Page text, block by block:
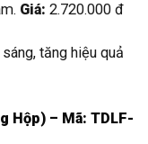
Giá: 2.720.000 đ
tăng hiệu quả
Hộp) – Mã: TDLF-